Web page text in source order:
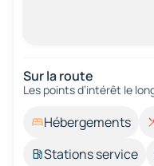
Sur la route
Les points d’intérêt le
Hébergements
Stations service